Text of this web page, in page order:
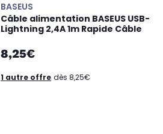
BASEUS
Câble alimentation BASEUS USB-
Lightning 2,4A 1m Rapide Câble
8,25€
1 autre offre dès 8,25€